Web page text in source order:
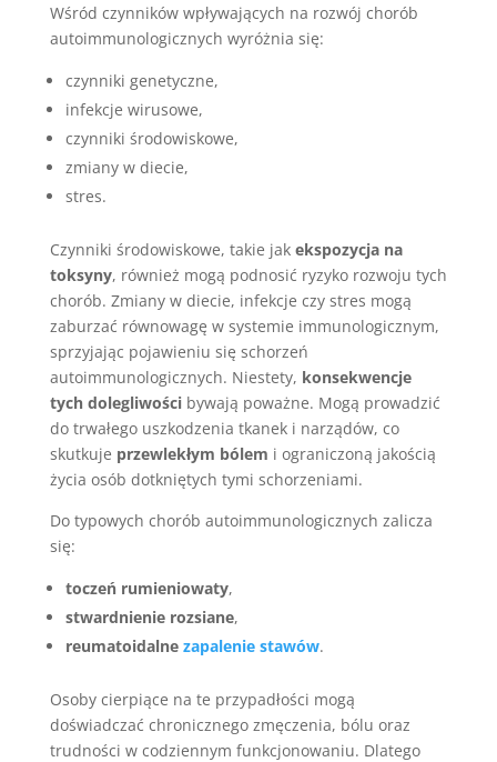
Wśród czynników wpływających na rozwój chorób
autoimmunologicznych wyróżnia się:
czynniki genetyczne,
infekcje wirusowe,
czynniki środowiskowe,
zmiany w diecie,
stres.
Czynniki środowiskowe, takie jak ekspozycja na
toksyny, również mogą podnosić ryzyko rozwoju tych
chorób. Zmiany w diecie, infekcje czy stres mogą
zaburzać równowagę w systemie immunologicznym,
sprzyjając pojawieniu się schorzeń
autoimmunologicznych. Niestety, konsekwencje
tych dolegliwościbywają poważne. Mogą prowadzić
do trwałego uszkodzenia tkanek i narządów, co
skutkuje przewlekłym bólem i ograniczoną jakością
życia osób dotkniętych tymi schorzeniami.
Do typowych chorób autoimmunologicznych zalicza
się:
toczeń rumieniowaty,
stwardnienie rozsiane,
reumatoidalne zapalenie stawów.
Osoby cierpiące na te przypadłości mogą
doświadczać chronicznego zmęczenia, bólu oraz
trudności w codziennym funkcjonowaniu. Dlatego